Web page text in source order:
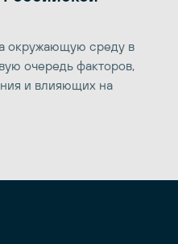
окружающую среду в
очередь факторов,
и влияющих на